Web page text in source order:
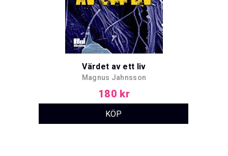
Värdet av ett liv
Magnus Jahnsson
180 kr